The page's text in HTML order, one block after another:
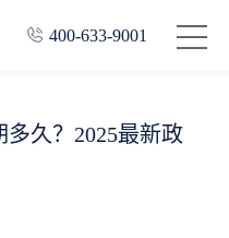
400-633-9001
多久？2025最新政